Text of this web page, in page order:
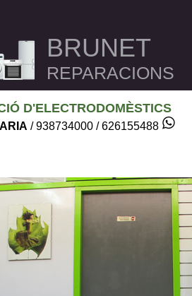
BRUNET
REPARACIONS
D'ELECTRODOMÈSTICS
/ 938734000 / 626155488